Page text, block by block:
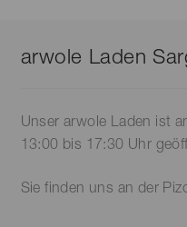
arwole Laden
Unser arwole Laden ist
13:00 bis 17:30 Uhr
Sie finden uns an der